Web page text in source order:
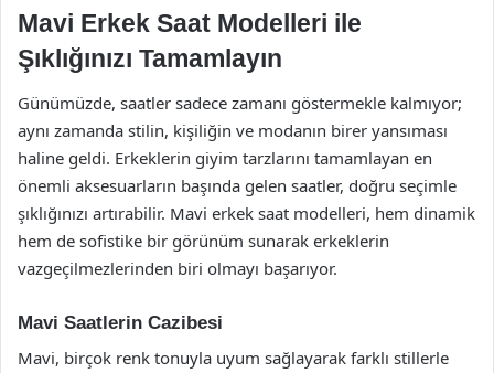
Mavi Erkek Saat Modelleri ile
Şıklığınızı Tamamlayın
Günümüzde, saatler sadece zamanı göstermekle kalmıyor;
aynı zamanda stilin, kişiliğin ve modanın birer yansıması
haline geldi. Erkeklerin giyim tarzlarını tamamlayan en
önemli aksesuarların başında gelen saatler, doğru seçimle
şıklığınızı artırabilir. Mavi erkek saat modelleri, hem dinamik
hem de sofistike bir görünüm sunarak erkeklerin
vazgeçilmezlerinden biri olmayı başarıyor.
Mavi Saatlerin Cazibesi
Mavi, birçok renk tonuyla uyum sağlayarak farklı stillerle